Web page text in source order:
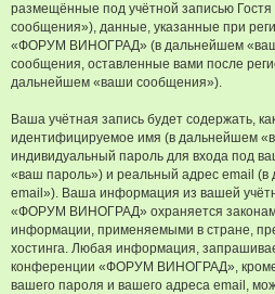
размещённые под учётной записью
сообщения»), данные, указанные при
«ФОРУМ ВИНОГРАД» (в дальнейшем
сообщения, оставленные вами после
дальнейшем «ваши сообщения»).
Ваша учётная запись будет содержать,
идентифицируемое имя (в дальнейшем
индивидуальный пароль для входа под
«ваш пароль») и реальный адрес email
email»). Ваша информация из вашей
«ФОРУМ ВИНОГРАД» охраняется
информации, применяемыми в стране,
хостинга. Любая информация,
конференции «ФОРУМ ВИНОГРАД», кроме
вашего пароля и вашего адреса email,